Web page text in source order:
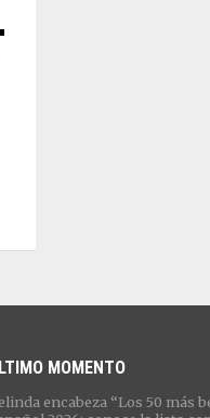
MOMENTO
encabeza “Los 50 más